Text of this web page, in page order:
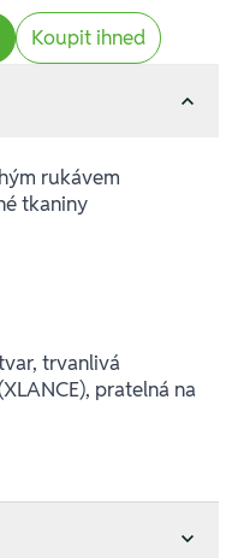
Koupit ihned
rukávem
tkaniny
trvanlivá
pratelná na